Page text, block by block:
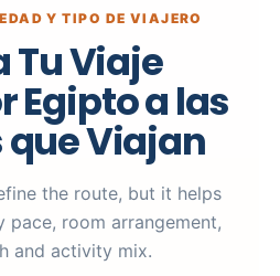
Y TIPO DE VIAJERO
Tu Viaje
Egipto a las
que Viajan
the route, but it helps
pace, room arrangement,
and activity mix.